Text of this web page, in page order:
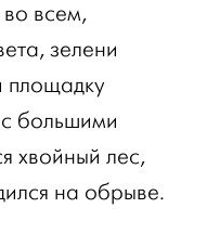
всем,
зелени
площадку
большими
хвойный лес,
на обрыве.